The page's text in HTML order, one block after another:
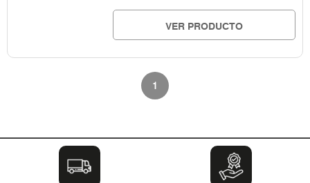
VER PRODUCTO
1